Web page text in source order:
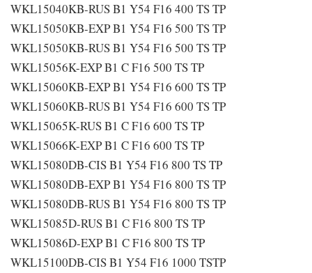
WKL15040KB-RUS B1 Y54 F16 400 TS TP
WKL15050KB-EXP B1 Y54 F16 500 TS TP
WKL15050KB-RUS B1 Y54 F16 500 TS TP
WKL15056K-EXP B1 C F16 500 TS TP
WKL15060KB-EXP B1 Y54 F16 600 TS TP
WKL15060KB-RUS B1 Y54 F16 600 TS TP
WKL15065K-RUS B1 C F16 600 TS TP
WKL15066K-EXP B1 C F16 600 TS TP
WKL15080DB-CIS B1 Y54 F16 800 TS TP
WKL15080DB-EXP B1 Y54 F16 800 TS TP
WKL15080DB-RUS B1 Y54 F16 800 TS TP
WKL15085D-RUS B1 C F16 800 TS TP
WKL15086D-EXP B1 C F16 800 TS TP
WKL15100DB-CIS B1 Y54 F16 1000 TSTP